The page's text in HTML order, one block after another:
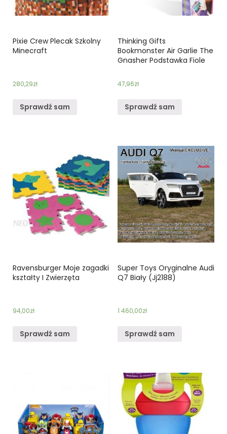
Pixie Crew Plecak Szkolny
Minecraft
280,29zł
Sprawdź sam
Thinking Gifts
Bookmonster Air Garlie The
Gnasher Podstawka Fiole
47,96zł
Sprawdź sam
Ravensburger Moje zagadki
kształty I Zwierzęta
94,00zł
Sprawdź sam
Super Toys Oryginalne Audi
Q7 Biały (Jj2188)
1 460,00zł
Sprawdź sam